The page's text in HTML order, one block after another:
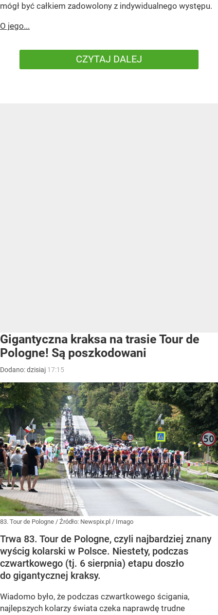
mógł być całkiem zadowolony z indywidualnego występu.
O jego...
CZYTAJ DALEJ
Gigantyczna kraksa na trasie Tour de
Pologne! Są poszkodowani
Dodano:dzisiaj 17:15
83. Tour de Pologne / Źródło: Newspix.pl / Imago
Trwa 83. Tour de Pologne, czyli najbardziej znany
wyścig kolarski w Polsce. Niestety, podczas
czwartkowego (tj. 6 sierpnia) etapu doszło
do gigantycznej kraksy.
Wiadomo było, że podczas czwartkowego ścigania,
najlepszych kolarzy świata czeka naprawdę trudne